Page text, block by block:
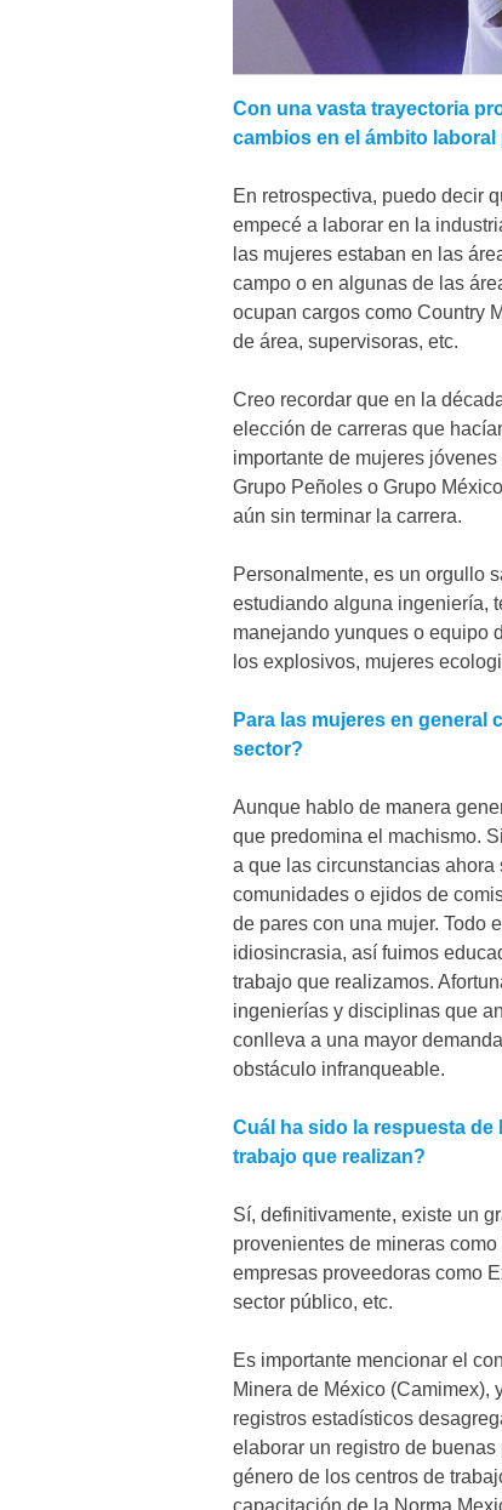
Con una vasta trayectoria
cambios en el ámbito
En retrospectiva, puedo decir
empecé a laborar en la
las mujeres estaban en las
campo o en algunas de las
ocupan cargos como Country
de área, supervisoras, etc.
Creo recordar que en la
elección de carreras que
importante de mujeres
Grupo Peñoles o Grupo
aún sin terminar la carrera.
Personalmente, es un orgullo
estudiando alguna ingeniería,
manejando yunques o equipo
los explosivos, mujeres
Para las mujeres en general
sector?
Aunque hablo de manera
que predomina el machismo.
a que las circunstancias
comunidades o ejidos de
de pares con una mujer. Todo
idiosincrasia, así fuimos
trabajo que realizamos.
ingenierías y disciplinas que
conlleva a una mayor
obstáculo infranqueable.
Cuál ha sido la respuesta de
trabajo que realizan?
Sí, definitivamente, existe un
provenientes de mineras
empresas proveedoras como
sector público, etc.
Es importante mencionar el
Minera de México (Camimex),
registros estadísticos
elaborar un registro de
género de los centros de
capacitación de la Norma